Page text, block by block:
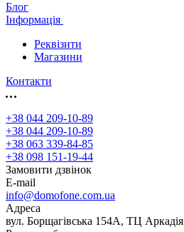
Блог
Інформація
Реквізити
Магазини
Контакти
+38 044 209-10-89
+38 044 209-10-89
+38 063 339-84-85
+38 098 151-19-44
Замовити дзвінок
E-mail
info@domofone.com.ua
Адреса
вул. Борщагівська 154А, ТЦ Аркадія